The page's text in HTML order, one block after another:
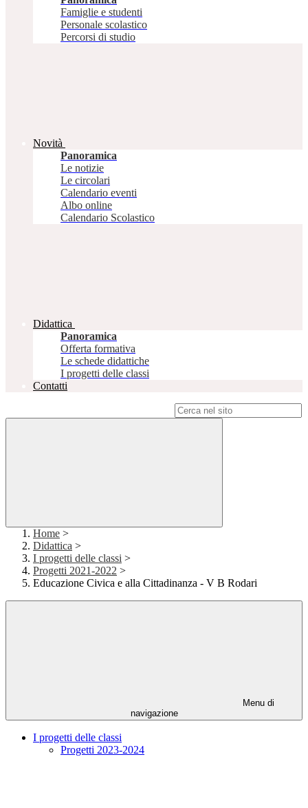
Famiglie e studenti
Personale scolastico
Percorsi di studio
Novità
Panoramica
Le notizie
Le circolari
Calendario eventi
Albo online
Calendario Scolastico
Didattica
Panoramica
Offerta formativa
Le schede didattiche
I progetti delle classi
Contatti
Home >
Didattica >
I progetti delle classi >
Progetti 2021-2022 >
Educazione Civica e alla Cittadinanza - V B Rodari
Menu di
navigazione
I progetti delle classi
Progetti 2023-2024